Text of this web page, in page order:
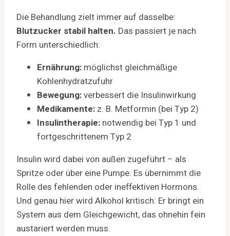
Die Behandlung zielt immer auf dasselbe:
Blutzucker stabil halten. Das passiert je nach
Form unterschiedlich:
Ernährung: möglichst gleichmäßige
Kohlenhydratzufuhr
Bewegung:verbessert die Insulinwirkung
Medikamente: z. B. Metformin (bei Typ 2)
Insulintherapie: notwendig bei Typ 1 und
fortgeschrittenem Typ 2
Insulin wird dabei von außen zugeführt – als
Spritze oder über eine Pumpe. Es übernimmt die
Rolle des fehlenden oder ineffektiven Hormons.
Und genau hier wird Alkohol kritisch: Er bringt ein
System aus dem Gleichgewicht, das ohnehin fein
austariert werden muss.